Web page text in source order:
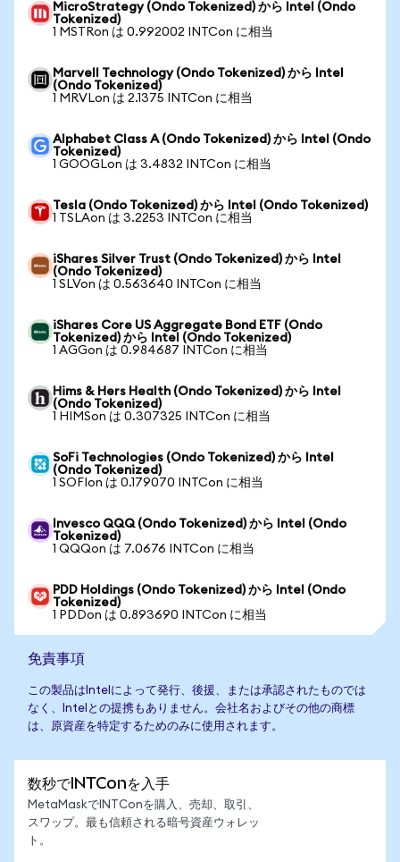
MicroStrategy (Ondo Tokenized) から Intel (Ondo
Tokenized)
1 MSTRon は 0.992002 INTCon に相当
Marvell Technology (Ondo Tokenized) から Intel
(Ondo Tokenized)
1 MRVLon は 2.1375 INTCon に相当
Alphabet Class A (Ondo Tokenized) から Intel (Ondo
Tokenized)
1 GOOGLon は 3.4832 INTCon に相当
Tesla (Ondo Tokenized) から Intel (Ondo Tokenized)
1 TSLAon は 3.2253 INTCon に相当
iShares Silver Trust (Ondo Tokenized) から Intel
(Ondo Tokenized)
1 SLVon は 0.563640 INTCon に相当
iShares Core US Aggregate Bond ETF (Ondo
Tokenized) から Intel (Ondo Tokenized)
1 AGGon は 0.984687 INTCon に相当
Hims & Hers Health (Ondo Tokenized) から Intel
(Ondo Tokenized)
1 HIMSon は 0.307325 INTCon に相当
SoFi Technologies (Ondo Tokenized) から Intel
(Ondo Tokenized)
1 SOFIon は 0.179070 INTCon に相当
Invesco QQQ (Ondo Tokenized) から Intel (Ondo
Tokenized)
1 QQQon は 7.0676 INTCon に相当
PDD Holdings (Ondo Tokenized) から Intel (Ondo
Tokenized)
1 PDDon は 0.893690 INTCon に相当
免責事項
この製品はIntelによって発行、後援、または承認されたものでは
なく、Intelとの提携もありません。会社名およびその他の商標
は、原資産を特定するためのみに使用されます。
数秒でINTConを入手
MetaMaskでINTConを購入、売却、取引、
スワップ。最も信頼される暗号資産ウォレッ
ト。